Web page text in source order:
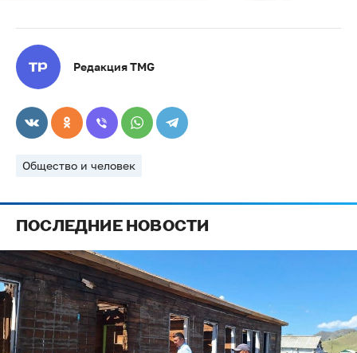
Редакция TMG
Общество и человек
ПОСЛЕДНИЕ НОВОСТИ